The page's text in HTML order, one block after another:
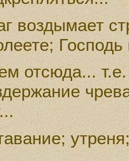
воздымает
отсюда... т.е.